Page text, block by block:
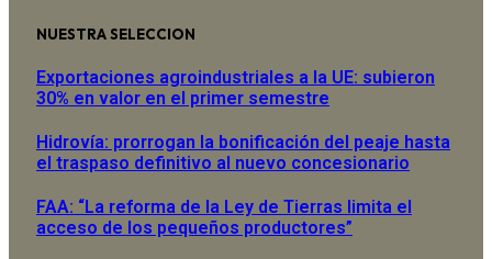
NUESTRA SELECCION
Exportaciones agroindustriales a la UE: subieron
30% en valor en el primer semestre
Hidrovía: prorrogan la bonificación del peaje hasta
el traspaso definitivo al nuevo concesionario
FAA: “La reforma de la Ley de Tierras limita el
acceso de los pequeños productores”